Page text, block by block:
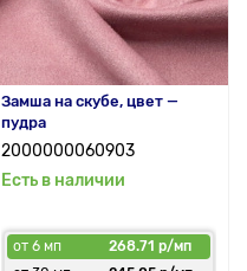
Замша на скубе, цвет —
пудра
2000000060903
Есть в наличии
от 6 мп
268.71 р/мп